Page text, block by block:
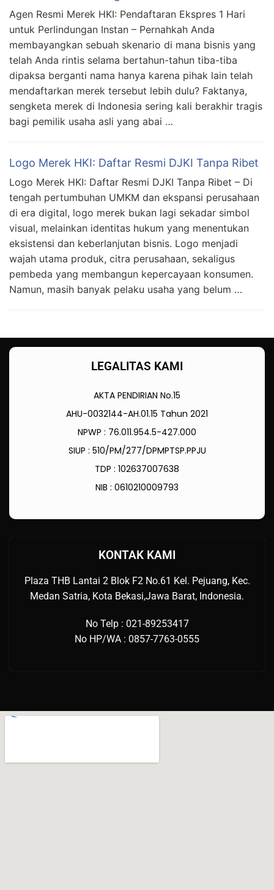
Agen Resmi Merek HKI: Pendaftaran Ekspres 1 Hari
untuk Perlindungan Instan – Pernahkah Anda
membayangkan sebuah skenario di mana bisnis yang
telah Anda rintis selama bertahun-tahun tiba-tiba
dipaksa berganti nama hanya karena pihak lain telah
mendaftarkan merek tersebut lebih dulu? Faktanya,
sengketa merek di Indonesia sering kali berakhir tragis
bagi pemilik usaha asli yang abai …
Logo Merek HKI: Daftar Resmi DJKI Tanpa Ribet
Logo Merek HKI: Daftar Resmi DJKI Tanpa Ribet – Di
tengah pertumbuhan UMKM dan ekspansi perusahaan
di era digital, logo merek bukan lagi sekadar simbol
visual, melainkan identitas hukum yang menentukan
eksistensi dan keberlanjutan bisnis. Logo menjadi
wajah utama produk, citra perusahaan, sekaligus
pembeda yang membangun kepercayaan konsumen.
Namun, masih banyak pelaku usaha yang belum …
LEGALITAS KAMI
AKTA PENDIRIAN No.15
AHU-0032144-AH.01.15 Tahun 2021
NPWP : 76.011.954.5-427.000
SIUP : 510/PM/277/DPMPTSP.PPJU
TDP : 102637007638
NIB : 0610210009793
KONTAK KAMI
Plaza THB Lantai 2 Blok F2 No.61 Kel. Pejuang, Kec.
Medan Satria, Kota Bekasi,Jawa Barat, Indonesia.
No Telp : 021-89253417
No HP/WA : 0857-7763-0555